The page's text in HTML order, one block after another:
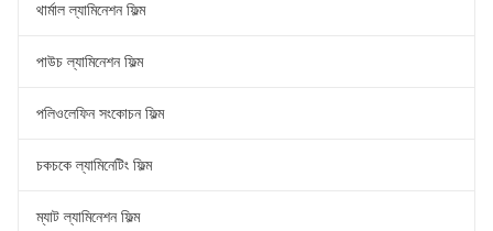
থার্মাল ল্যামিনেশন ফিল্ম
পাউচ ল্যামিনেশন ফিল্ম
পলিওলেফিন সংকোচন ফিল্ম
চকচকে ল্যামিনেটিং ফিল্ম
ম্যাট ল্যামিনেশন ফিল্ম